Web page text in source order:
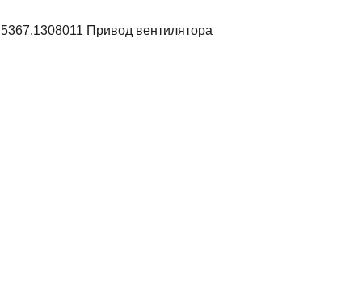
5367.1308011 Привод вентилятора